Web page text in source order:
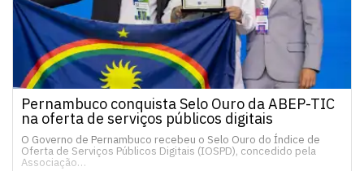
Pernambuco conquista Selo Ouro da ABEP-TIC
na oferta de serviços públicos digitais
O Governo de Pernambuco recebeu o Selo Ouro do Índice de
Oferta de Serviços Públicos Digitais (IOSPD), concedido pela
Associação…